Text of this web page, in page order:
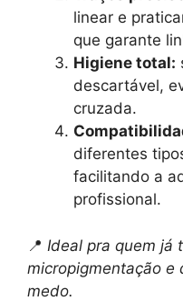
linear e
que garante
Higiene total:
descartável,
cruzada.
diferentes
facilitando a
profissional.
📍 Ideal pra quem já
micropigmentação e
medo.